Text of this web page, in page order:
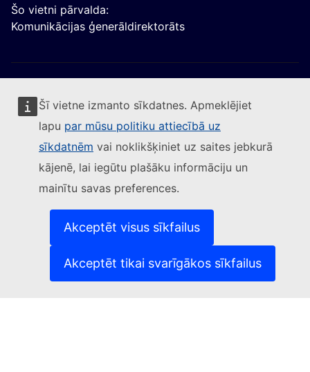
Šī vietne izmanto sīkdatnes. Apmeklējiet
lapu par mūsu politiku attiecībā uz
sīkdatnēm vai noklikšķiniet uz saites jebkurā
kājenē, lai iegūtu plašāku informāciju un
mainītu savas preferences.
Akceptēt visus sīkfailus
Akceptēt tikai svarīgākos sīkfailus
Šo vietni pārvalda:
Komunikācijas ģenerāldirektorāts
Sekojiet Eiropas Komisijai
Sazinieties ar mums(Ārēja saite)
Ziņot par IT ievainojamību(Ārēja saite)
Valodas mūsu tīmekļvietnēs(Ārēja saite)
(Ārēja saite)
Privātuma aizsardzība
Juridisks paziņojums (Ārēja saite)